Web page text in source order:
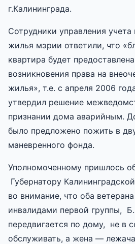
г.Калининграда.
Сотрудники управления учета
жилья мэрии ответили, что
квартира будет
возникновения права на
жилья», т.е. с апреля 2006
утвердил решение
признании дома аварийным.
было предложено пожить в
маневренного фонда.
Уполномоченному пришлось
Губернатору
во внимание, что оба
инвалидами первой группы,
передвигается по дому, не в
обслуживать, а жена —